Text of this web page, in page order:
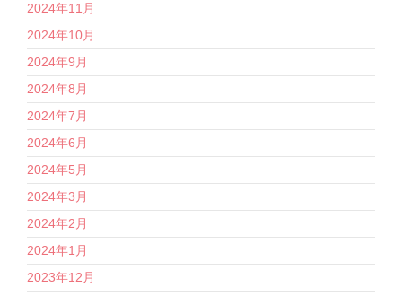
2024年11月
2024年10月
2024年9月
2024年8月
2024年7月
2024年6月
2024年5月
2024年3月
2024年2月
2024年1月
2023年12月